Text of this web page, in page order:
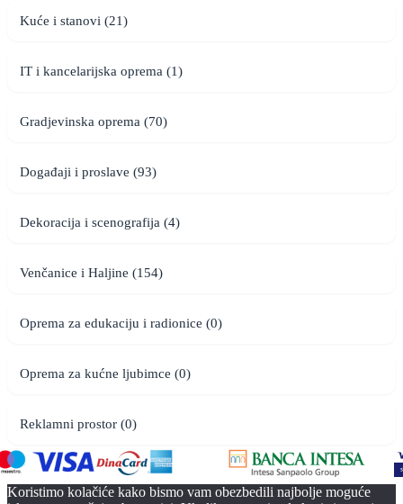
Kuće i stanovi (21)
IT i kancelarijska oprema (1)
Gradjevinska oprema (70)
Događaji i proslave (93)
Dekoracija i scenografija (4)
Venčanice i Haljine (154)
Oprema za edukaciju i radionice (0)
Oprema za kućne ljubimce (0)
Reklamni prostor (0)
Koristimo kolačiće kako bismo vam obezbedili najbolje moguće